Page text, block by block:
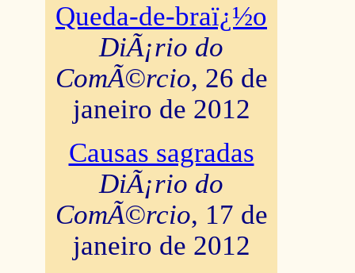
Queda-de-braï¿½o
DiÃ¡rio do
ComÃ©rcio, 26 de
janeiro de 2012
Causas sagradas
DiÃ¡rio do
ComÃ©rcio, 17 de
janeiro de 2012